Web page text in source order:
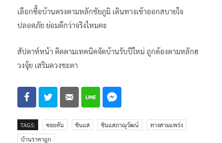
เลือกซื้อบ้านตรงตามหลักชัยภูมิ เดินทางเข้าออกสบายใจ
ปลอดภัย ย่อมดีกว่าจริงไหมคะ
สัปดาห์หน้า ติดตามเทคนิคจัดบ้านรับปีใหม่ ถูกต้องตามหลักฮ
วงจุ้ย เสริมดวงชะตา
TAGS: ซอยตัน ซินแส ซินแสภาณุวัฒน์
ทางสามแพร่ง
บ้านราคาถูก